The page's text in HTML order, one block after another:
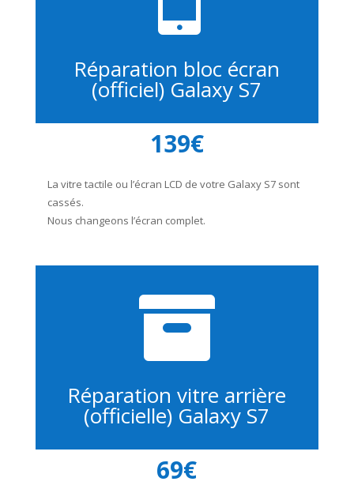
Réparation bloc écran
(officiel) Galaxy S7
139€
La vitre tactile ou l’écran LCD de votre Galaxy S7 sont
cassés.
Nous changeons l’écran complet.

Réparation vitre arrière
(officielle) Galaxy S7
69€